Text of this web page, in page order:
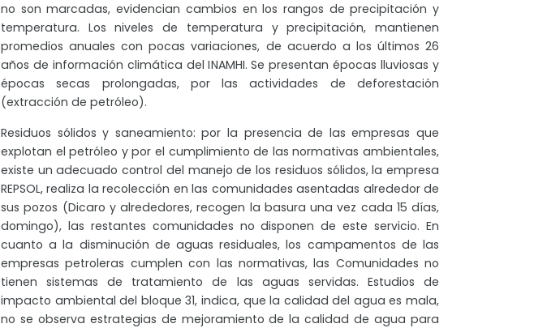
no son marcadas, evidencian cambios en los rangos de precipitación y
temperatura. Los niveles de temperatura y precipitación, mantienen
promedios anuales con pocas variaciones, de acuerdo a los últimos 26
años de información climática del INAMHI. Se presentan épocas lluviosas y
épocas secas prolongadas, por las actividades de deforestación
(extracción de petróleo).
Residuos sólidos y saneamiento: por la presencia de las empresas que
explotan el petróleo y por el cumplimiento de las normativas ambientales,
existe un adecuado control del manejo de los residuos sólidos, la empresa
REPSOL, realiza la recolección en las comunidades asentadas alrededor de
sus pozos (Dicaro y alrededores, recogen la basura una vez cada 15 días,
domingo), las restantes comunidades no disponen de este servicio. En
cuanto a la disminución de aguas residuales, los campamentos de las
empresas petroleras cumplen con las normativas, las Comunidades no
tienen sistemas de tratamiento de las aguas servidas. Estudios de
impacto ambiental del bloque 31, indica, que la calidad del agua es mala,
no se observa estrategias de mejoramiento de la calidad de agua para